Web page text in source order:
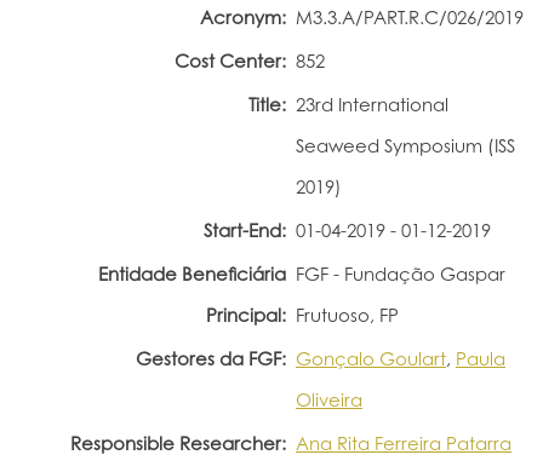
Acronym: M3.3.A/PART.R.C/026/2019
Cost Center: 852
Title: 23rd International
Seaweed Symposium (ISS
2019)
Start-End: 01-04-2019 - 01-12-2019
Entidade Beneficiária
Principal:
FGF - Fundação Gaspar
Frutuoso, FP
Gestores da FGF: Gonçalo Goulart, Paula
Oliveira
Responsible Researcher: Ana Rita Ferreira Patarra